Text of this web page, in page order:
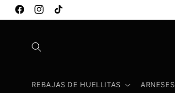
directamente
al contenido
FacebookInstagram
TikTok
REBAJAS DE HUELLITAS ARNESES